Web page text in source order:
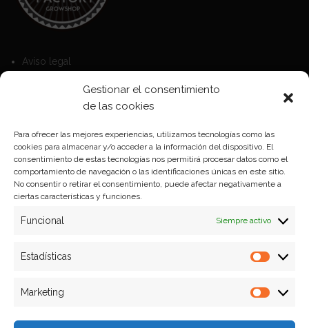
Gestionar el consentimiento
de las cookies
Para ofrecer las mejores experiencias, utilizamos tecnologías como las
cookies para almacenar y/o acceder a la información del dispositivo. El
consentimiento de estas tecnologías nos permitirá procesar datos como el
comportamiento de navegación o las identificaciones únicas en este sitio.
No consentir o retirar el consentimiento, puede afectar negativamente a
ciertas características y funciones.
Funcional Siempre activo
Estadísticas
Marketing
Aviso legal
Política de Cookies
Política de privacidad
Formas de pago
Plazos y condiciones de envio
Politica de devoluciones